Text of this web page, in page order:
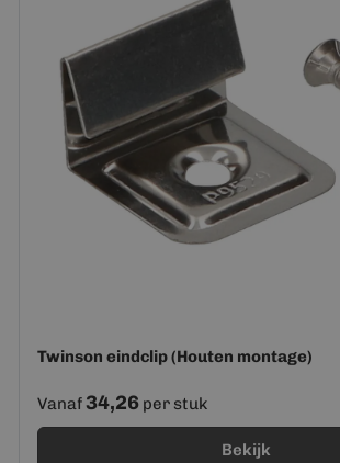
Twinson eindclip (Houten montage)
Vanaf34,26 per stuk
Bekijk